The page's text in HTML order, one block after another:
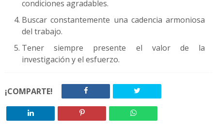
condiciones agradables.
Buscar constantemente una cadencia armoniosa
del trabajo.
Tener siempre presente el valor de la
investigación y el esfuerzo.
¡COMPARTE!